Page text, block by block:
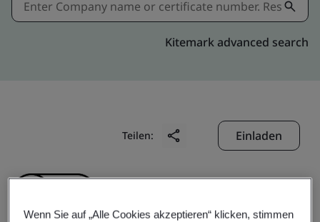
Kitemark advanced search
Teilen: Einladen
Wenn Sie auf „Alle Cookies akzeptieren“ klicken, stimmen